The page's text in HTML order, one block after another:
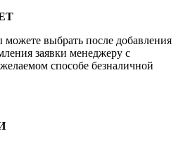
выбрать после добавления
заявки менеджеру c
способе безналичной